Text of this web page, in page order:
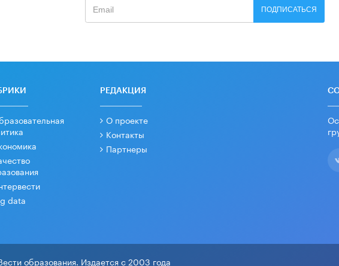
ПОДПИСАТЬСЯ
data
РЕДАКЦИЯ
О проекте
Контакты
Партнеры
образования. Издается с 2003 года